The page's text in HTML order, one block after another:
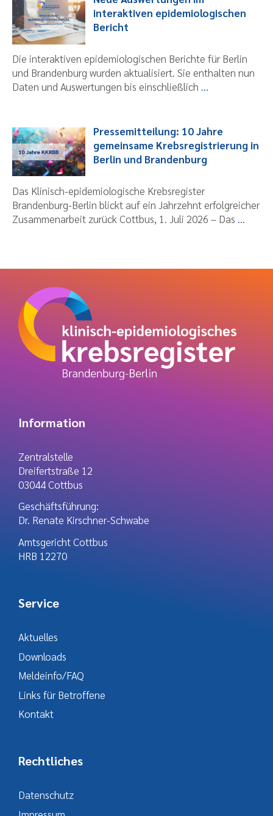
interaktiven epidemiologischen
Bericht
Die interaktiven epidemiologischen Berichte für Berlin
und Brandenburg wurden aktualisiert. Sie enthalten nun
Daten und Auswertungen bis einschließlich ...
Pressemitteilung: 10 Jahre
gemeinsame Krebsregistrierung in
Berlin und Brandenburg
Das Klinisch-epidemiologische Krebsregister
Brandenburg-Berlin blickt auf ein Jahrzehnt erfolgreicher
Zusammenarbeit zurück Cottbus, 1. Juli 2026 – Das ...
Information
Zentralstelle
Dreifertstraße 12
03044 Cottbus
Geschäftsführung:
Dr. Renate Kirschner-Schwabe
Amtsgericht Cottbus
HRB 12270
Service
Aktuelles
Downloads
Meldeinfo/FAQ
Links für Betroffene
Kontakt
Rechtliches
Datenschutz